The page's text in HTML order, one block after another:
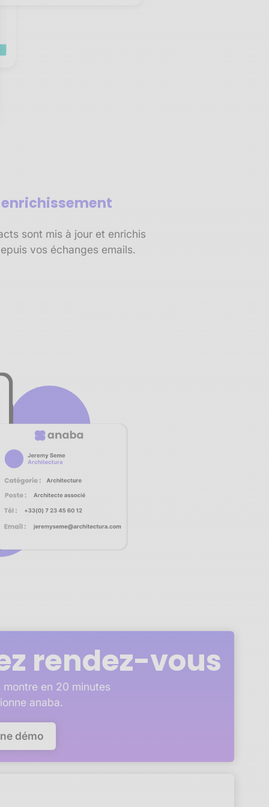
sont mis à jour et enrichis
vos échanges emails.
rendez-vous
en 20 minutes
anaba.
démo